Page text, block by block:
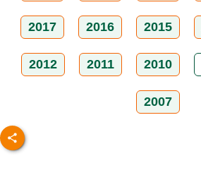
2017 2016 2015
2012 2011 2010
2007